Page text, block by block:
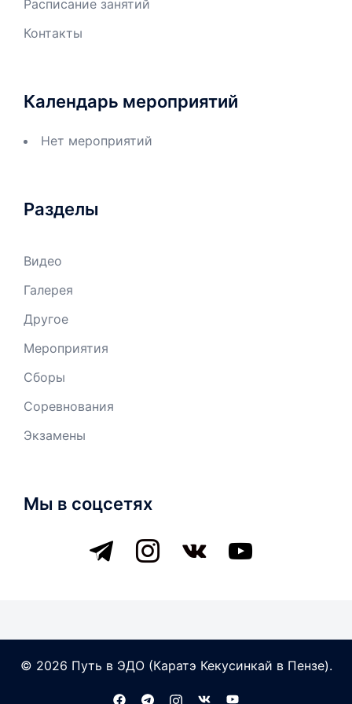
Расписание занятий
Контакты
Календарь мероприятий
Нет мероприятий
Разделы
Видео
Галерея
Другое
Мероприятия
Сборы
Соревнования
Экзамены
Мы в соцсетях
telegram instagramvkontakteyoutube
© 2026 Путь в ЭДО (Каратэ Кекусинкай в Пензе).